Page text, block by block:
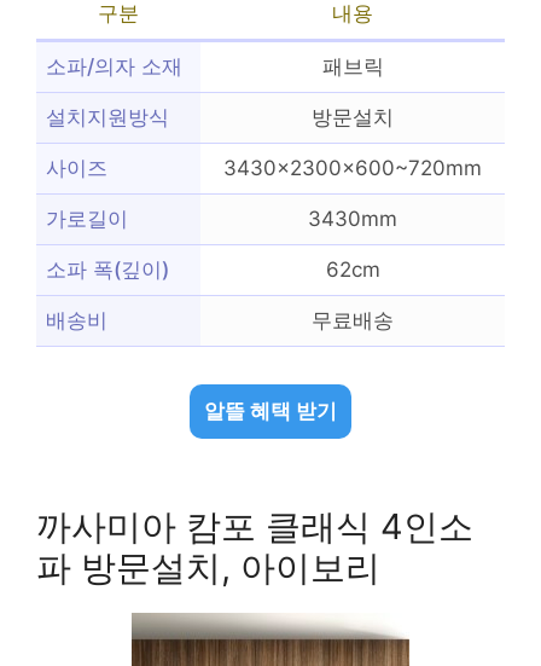
구분 내용
소파/의자 소재 패브릭
설치지원방식 방문설치
사이즈 3430x2300x600~720mm
가로길이 3430mm
소파 폭(깊이) 62cm
배송비 무료배송
알뜰 혜택 받기
까사미아 캄포 클래식 4인소
파 방문설치, 아이보리